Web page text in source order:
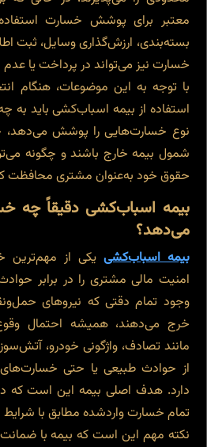
معتبر برای پوشش خسارت
بسته‌بندی، ارزش‌گذاری وسایل، ثبت
خسارت نیز می‌تواند در پرداخت یا
با توجه به این موضوعات، هنگام
استفاده از بیمه اسباب‌کشی باید به
نوع خسارت‌هایی را پوشش می‌دهد،
شمول بیمه خارج باشند و چگونه
حقوق خود به‌عنوان مشتری محافظت
بیمه اسباب‌کشی دقیقاً چه
می‌دهد؟
بیمه اسباب‌کشی یکی از مهم‌ترین
امنیت مالی مشتری را در برابر
وجود تمام دقتی که نیروهای
خرج می‌دهند، همیشه احتمال
مانند تصادف، واژگونی خودرو،
از حوادث طبیعی یا حتی
دارد. هدف اصلی بیمه این است که
تمام خسارت واردشده مطابق با شرایط
نکته مهم این است که بیمه با